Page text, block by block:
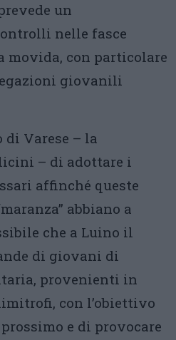
un
nelle fasce
movida, con particolare
giovanili
di Varese – la
– di adottare i
affinché queste
abbiano a
che a Luino il
di giovani di
provenienti in
con l’obiettivo
e di provocare